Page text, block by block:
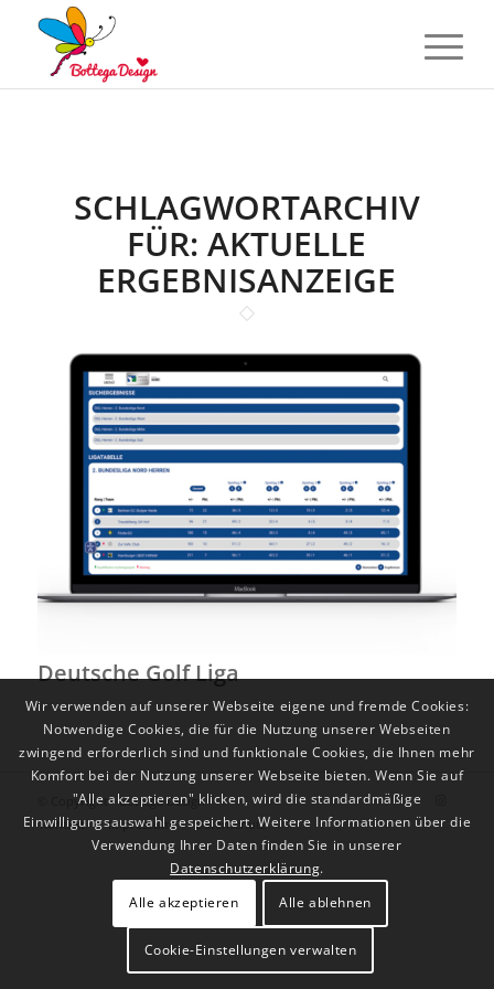
SCHLAGWORTARCHIV
FÜR:AKTUELLE
ERGEBNISANZEIGE
Deutsche Golf Liga
© Copyright - Bottega Design
Kontakt
Impressum Datenschutz
Wir verwenden auf unserer Webseite eigene und fremde Cookies:
Notwendige Cookies, die für die Nutzung unserer Webseiten
zwingend erforderlich sind und funktionale Cookies, die Ihnen mehr
Komfort bei der Nutzung unserer Webseite bieten. Wenn Sie auf
"Alle akzeptieren" klicken, wird die standardmäßige
Einwilligungsauswahl gespeichert. Weitere Informationen über die
Verwendung Ihrer Daten finden Sie in unserer
Datenschutzerklärung.
Alle akzeptieren
Alle ablehnen
Cookie-Einstellungen verwalten